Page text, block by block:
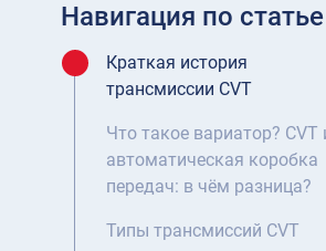
Навигация по статье
Краткая история
трансмиссии CVT
Что такое вариатор? CVT
автоматическая коробка
передач: в чём разница?
Типы трансмиссий CVT